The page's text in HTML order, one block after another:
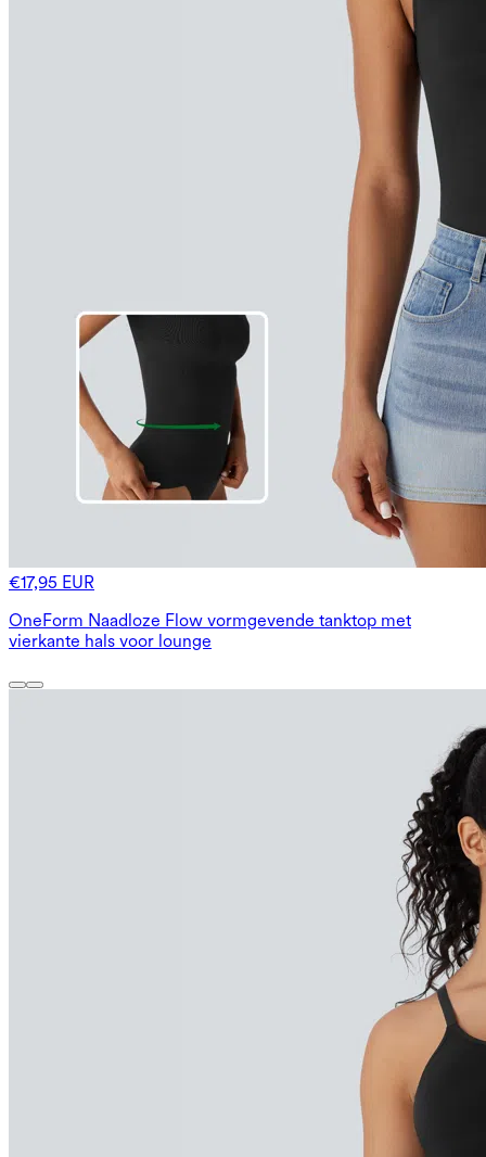
€17,95 EUR
OneForm Naadloze Flow vormgevende tanktop met
vierkante hals voor lounge